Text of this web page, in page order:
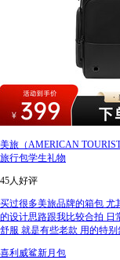
美旅（AMERICAN
旅行包学生礼物
45人好评
买过很多美旅品牌的箱包 尤
的设计思路跟我比较合拍 日
舒服 就是有些老款 用的特
喜利威鲨新月包